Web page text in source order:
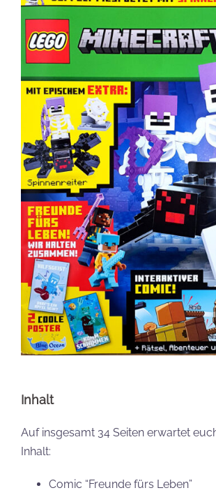
Inhalt
Auf insgesamt 34 Seiten erwartet
Inhalt:
Comic “Freunde fürs Leben”